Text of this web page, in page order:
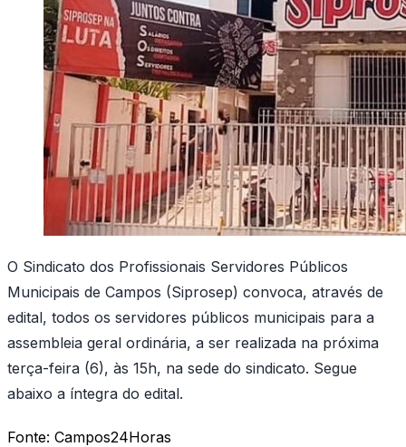
O Sindicato dos Profissionais Servidores Públicos
Municipais de Campos (Siprosep) convoca, através de
edital, todos os servidores públicos municipais para a
assembleia geral ordinária, a ser realizada na próxima
terça-feira (6), às 15h, na sede do sindicato. Segue
abaixo a íntegra do edital.
Fonte: Campos24Horas